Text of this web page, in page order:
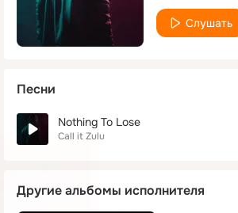
Слушать
Песни
Nothing To Lose
Call it Zulu
Другие альбомы исполнителя